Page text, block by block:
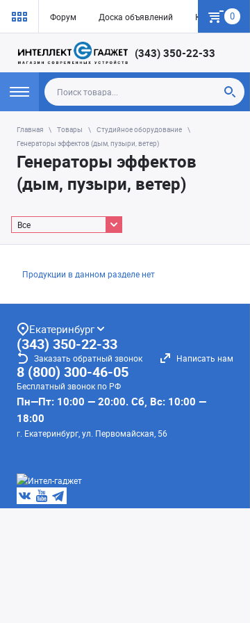
Форум Доска объявлений Как купить
0
(343) 350-22-33
Главная Товары
Студийное оборудование
Генераторы эффектов (дым, пузыри, ветер)
Генераторы эффектов
(дым, пузыри, ветер)
Все
Продукции в данном разделе нет
Екатеринбург
(343) 350-22-33
Заказать обратный звонок Написать нам
8 (800) 300-46-05
Бесплатный звонок по РФ
Пн—Пт: 10:00 — 20:00. Сб, Вс: 10:00 —
18:00
г. Екатеринбург, ул. Первомайская, 56
Любое несоответствие информации о продукте на